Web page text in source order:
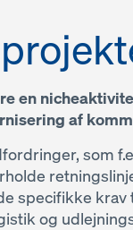
en
af
som
specifikke
og